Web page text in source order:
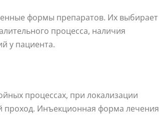
формы препаратов. Их выбирает
процесса, наличия
у пациента.
процессах, при локализации
проход. Инъекционная форма лечения